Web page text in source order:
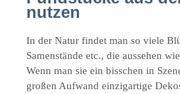
nutzen
In der Natur findet man so viele
Samenstände etc., die aussehen
Wenn man sie ein bisschen in
großen Aufwand einzigartige